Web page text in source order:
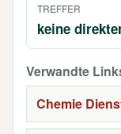
TREFFER
keine
Verwandte
Chemie